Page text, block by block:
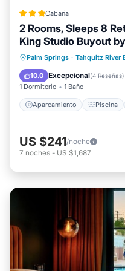
Cabaña
2 Rooms, Sleeps 8
King Studio Buyout
Palm Springs · Tahquitz River
10.0 Excepcional(4 Reseñas)
1 Dormitorio 1 Baño
Aparcamiento Piscina
Aparcamiento
Balcón/Terraza
US $241/noche
7 noches - US $1,687